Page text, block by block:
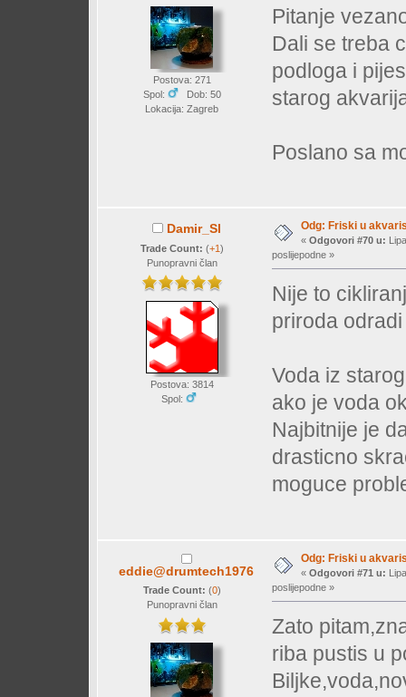
Postova: 271
Spol:
Dob: 50
Lokacija: Zagreb
Pitanje
Dali se treba
podloga i
starog
Poslano sa
Damir_Sl
Trade Count: (+1)
Punopravni član
Postova: 3814
Spol:
Odg: Friski u
« Odgovori #70 u:
poslijepodne »
Nije to
priroda
Voda iz
ako je voda
Najbitnije je
drasticno
moguce
eddie@drumtech1976
Trade Count: (0)
Punopravni član
Odg: Friski u
« Odgovori #71 u:
poslijepodne »
Zato
riba pustis u